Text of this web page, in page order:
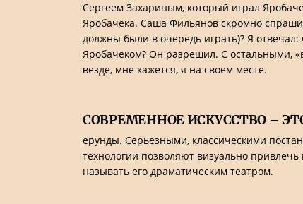
Сергеем Захариным, который играл
Яробачека. Саша Фильянов скромно
должны были в очередь играть)? Я отвечал:
Яробачеком? Он разрешил. С остальными,
везде, мне кажется, я на своем месте.
СОВРЕМЕННОЕ ИСКУССТВО –
ерунды. Серьезными, классическими
технологии позволяют визуально
называть его драматическим театром.